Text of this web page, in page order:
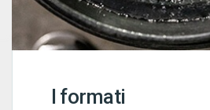
I formati